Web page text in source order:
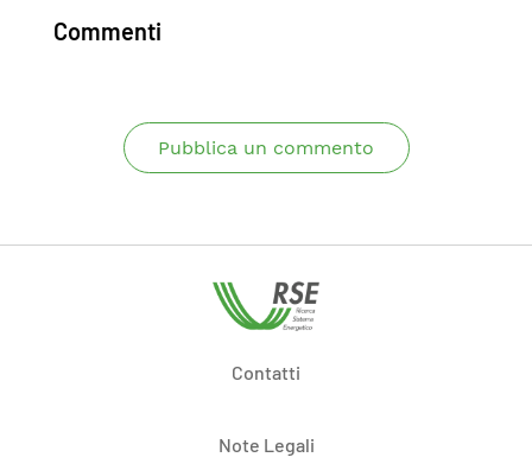
Commenti
Pubblica un commento
Contatti
Note Legali